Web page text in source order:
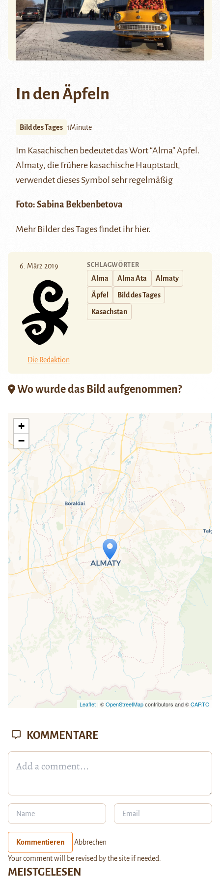
In den Äpfeln
Bild des Tages 1Minute
Im Kasachischen bedeutet das Wort “Alma” Apfel.
Almaty, die frühere kasachische Hauptstadt,
verwendet dieses Symbol sehr regelmäßig
Foto: Sabina Bekbenbetova
Mehr Bilder des Tages findet ihr hier.
6. März 2019
Die Redaktion
SCHLAGWÖRTER
Alma Alma Ata Almaty
Äpfel Bild des Tages
Kasachstan
Wo wurde das Bild aufgenommen?
Travelers' Map wird geladen …
Wenn du dies siehst, nachdem deine
Seite vollständig geladen wurde,
fehlen leafletJS-Dateien.
+
−
Leaflet| ©OpenStreetMapcontributors and ©CARTO
MEISTGELESEN
KOMMENTARE
Kommentieren Abbrechen
Your comment will be revised by the site if needed.